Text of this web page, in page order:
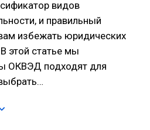
видов
и правильный
избежать юридических
этой статье мы
ОКВЭД подходят для